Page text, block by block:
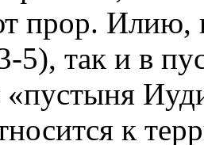
прор. Илию,
5), так и в
к